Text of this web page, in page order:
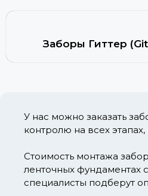
Заборы Гиттер
У нас можно заказать
контролю на всех
Стоимость монтажа
ленточных фундаментах
специалисты подберут